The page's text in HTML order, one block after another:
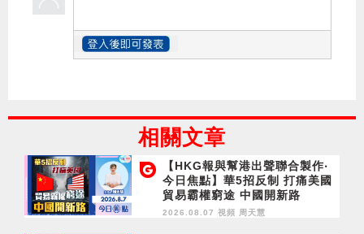
相關文章
【HKG報與幫港出聲聯合製作‧
今日焦點】華5招反制 打痛美國
貿易霸權窮途 中國開新路
2026.08.07 視頻 周天慧